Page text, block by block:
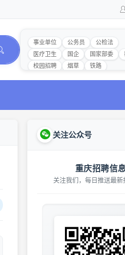
事业单位 公务员
公检法
医疗卫生
国企 国家部委
校园招聘
烟草 铁路
关注公众号
重庆招聘信
关注我们，每日推送最新